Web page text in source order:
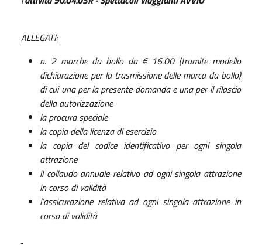
ALLEGATI:
n. 2 marche da bollo da € 16.00 (tramite modello
dichiarazione per la trasmissione delle marca da bollo)
di cui una per la presente domanda e una per il rilascio
della autorizzazione
la procura speciale
la copia della licenza di esercizio
la copia del codice identificativo per ogni singola
attrazione
il collaudo annuale relativo ad ogni singola attrazione
in corso di validità
l’assicurazione relativa ad ogni singola attrazione in
corso di validità